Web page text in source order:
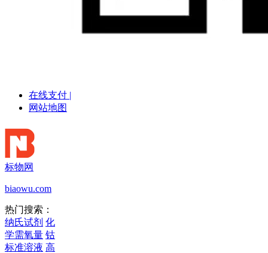
在线支付 |
网站地图
标物网
biaowu.com
热门搜索：
纳氏试剂 化
学需氧量 钴
标准溶液 高